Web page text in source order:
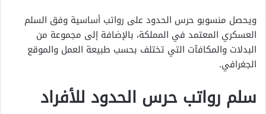
ويحصل منسوبو حرس الحدود على رواتب أساسية وفق السلم
العسكري المعتمد في المملكة، بالإضافة إلى مجموعة من
البدلات والمكافآت التي تختلف بحسب طبيعة العمل والموقع
الجغرافي.
سلم رواتب حرس الحدود للأفراد